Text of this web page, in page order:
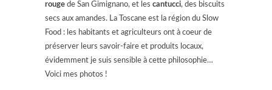
rouge de San Gimignano, et les cantucci, des biscuits
secs aux amandes. La Toscane est la région du Slow
Food : les habitants et agriculteurs ont à coeur de
préserver leurs savoir-faire et produits locaux,
évidemment je suis sensible à cette philosophie…
Voici mes photos !